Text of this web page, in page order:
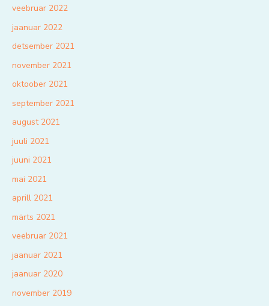
veebruar 2022
jaanuar 2022
detsember 2021
november 2021
oktoober 2021
september 2021
august 2021
juuli 2021
juuni 2021
mai 2021
aprill 2021
märts 2021
veebruar 2021
jaanuar 2021
jaanuar 2020
november 2019